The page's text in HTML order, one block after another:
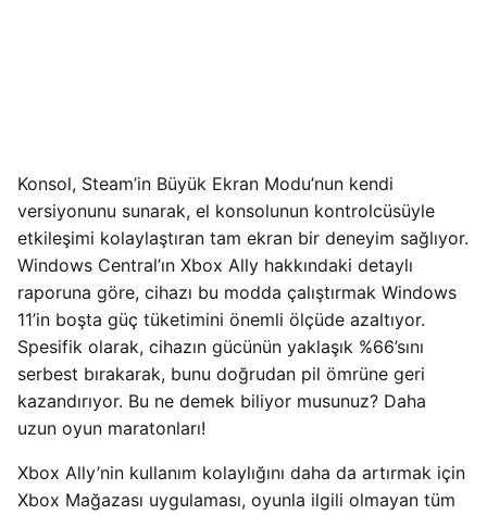
Konsol, Steam’in Büyük Ekran Modu’nun kendi
versiyonunu sunarak, el konsolunun kontrolcüsüyle
etkileşimi kolaylaştıran tam ekran bir deneyim sağlıyor.
Windows Central’ın Xbox Ally hakkındaki detaylı
raporuna göre, cihazı bu modda çalıştırmak Windows
11’in boşta güç tüketimini önemli ölçüde azaltıyor.
Spesifik olarak, cihazın gücünün yaklaşık %66’sını
serbest bırakarak, bunu doğrudan pil ömrüne geri
kazandırıyor. Bu ne demek biliyor musunuz? Daha
uzun oyun maratonları!
Xbox Ally’nin kullanım kolaylığını daha da artırmak için
Xbox Mağazası uygulaması, oyunla ilgili olmayan tüm